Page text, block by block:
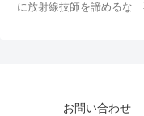
に放射線技師を諦めるな
お問い合わせ